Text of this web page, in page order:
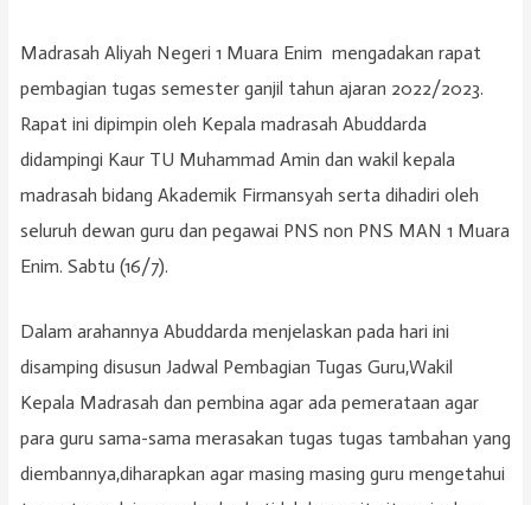
Madrasah Aliyah Negeri 1 Muara Enim mengadakan rapat
pembagian tugas semester ganjil tahun ajaran 2022/2023.
Rapat ini dipimpin oleh Kepala madrasah Abuddarda
didampingi Kaur TU Muhammad Amin dan wakil kepala
madrasah bidang Akademik Firmansyah serta dihadiri oleh
seluruh dewan guru dan pegawai PNS non PNS MAN 1 Muara
Enim. Sabtu (16/7).
Dalam arahannya Abuddarda menjelaskan pada hari ini
disamping disusun Jadwal Pembagian Tugas Guru,Wakil
Kepala Madrasah dan pembina agar ada pemerataan agar
para guru sama-sama merasakan tugas tugas tambahan yang
diembannya,diharapkan agar masing masing guru mengetahui